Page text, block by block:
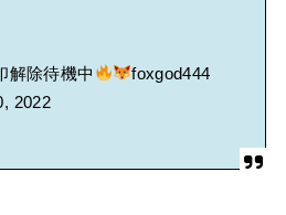
解除待機中
foxgod444
2022